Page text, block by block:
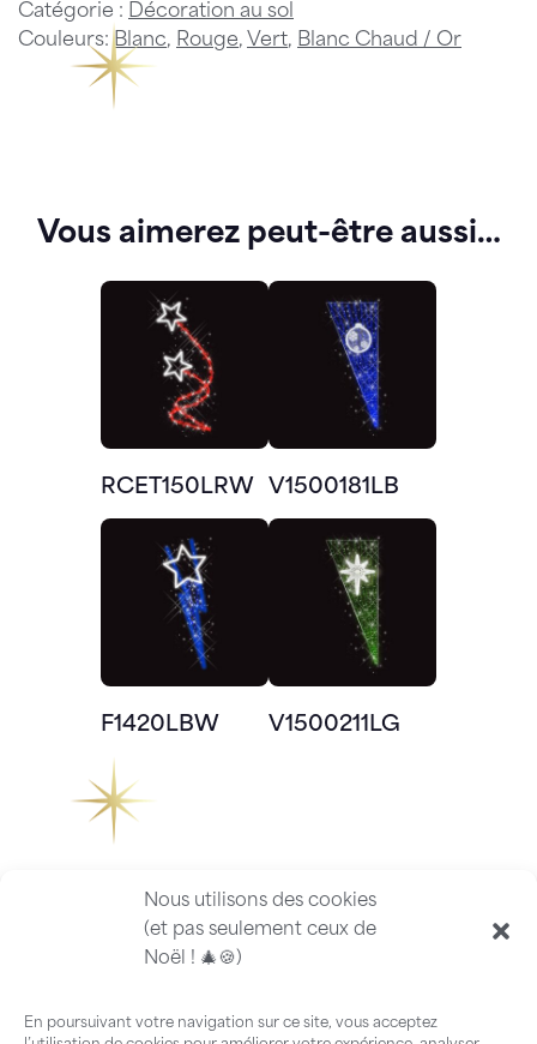
Nous utilisons des cookies
(et pas seulement ceux de
Noël ! 🎄🍪)
En poursuivant votre navigation sur ce site, vous acceptez
Catégorie : Décoration au sol
Couleurs:Blanc, Rouge, Vert, Blanc Chaud / Or
Vous aimerez peut-être aussi…
RCET150LRW V1500181LB
F1420LBW V1500211LG